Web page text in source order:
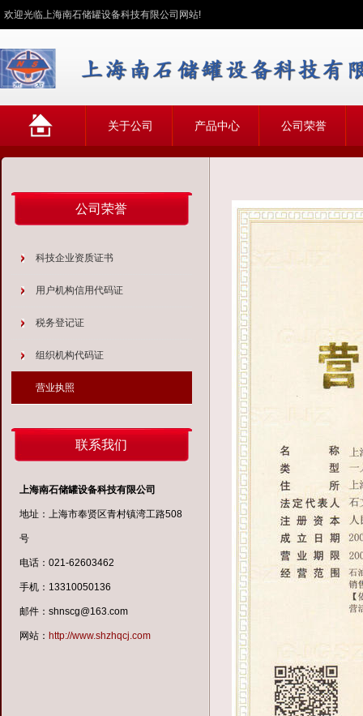
欢迎光临上海南石储罐设备科技有限公司网站!
关于公司 产品中心 公司荣誉
公司荣誉
科技企业资质证书
用户机构信用代码证
税务登记证
组织机构代码证
营业执照
联系我们
上海南石储罐设备科技有限公司
地址：上海市奉贤区青村镇湾工路508
号
电话：021-62603462
手机：13310050136
邮件：shnscg@163.com
网站： http://www.shzhqcj.com